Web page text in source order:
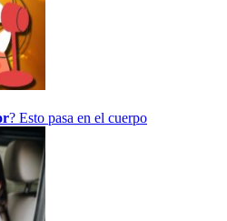
? Esto pasa en el cuerpo